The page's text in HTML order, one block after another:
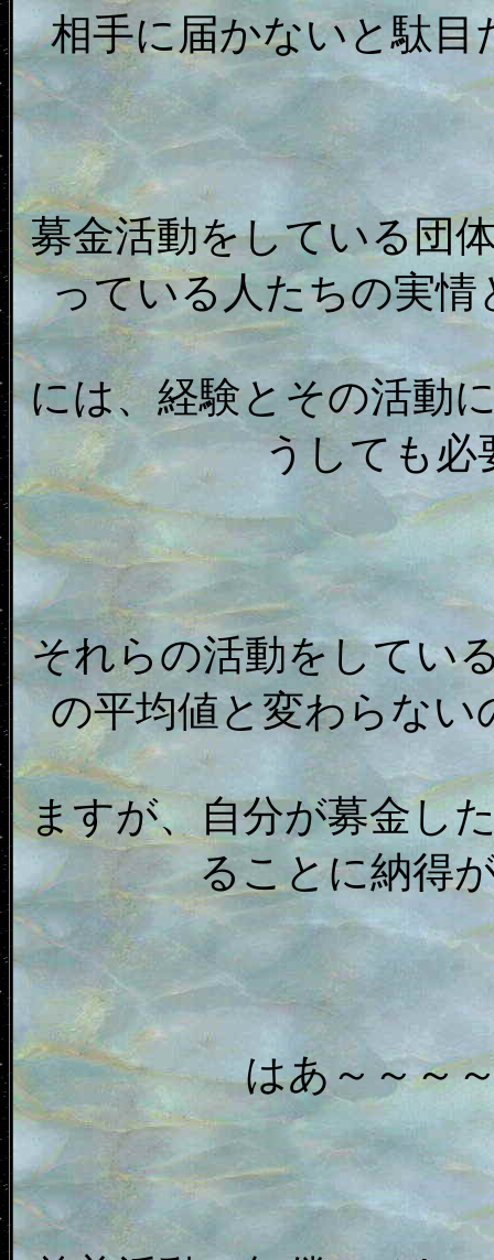
相手に届かないと駄
募金活動をしている団
っている人たちの実
には、経験とその活動
うしても必
それらの活動をしてい
の平均値と変わらな
ますが、自分が募金し
ることに納得
はあ～～～